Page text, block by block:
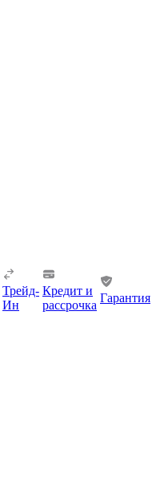
Трейд-
Ин
Кредит и
рассрочка
Гарантия